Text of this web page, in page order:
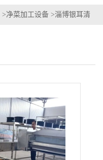
>净菜加工设备 >淄博银耳清